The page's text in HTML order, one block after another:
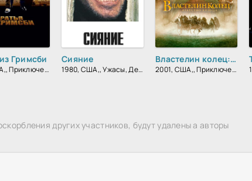
Гримсби
2016, США,, Приключения, Комедия, Боевик, Зарубежный
Сияние
1980, США,, Ужасы, Детектив, Триллер, Зарубежный, Драма
Властелин колец: Братство кольца
2001, США,, Приключения, Фэнтези, Боевик, Зарубежный
других участников, будут удалены а авторы